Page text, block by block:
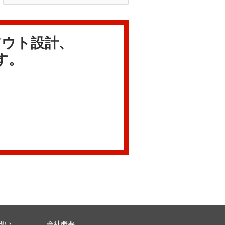
ト設計、